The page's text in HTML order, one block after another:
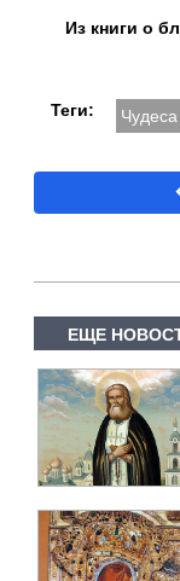
Из книги о
Теги: Чудеса
ЕЩЕ